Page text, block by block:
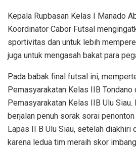
Kepala Rupbasan Kelas I Manado
Koordinator Cabor Futsal
sportivitas dan untuk lebih
juga untuk mengasah bakat para
Pada babak final futsal ini,
Pemasyarakatan Kelas IIB Tondano
Pemasyarakatan Kelas IIB Ulu Siau.
berjalan penuh sorak sorai
Lapas II B Ulu Siau, setelah diakhiri
karena ledua tim meraih skor